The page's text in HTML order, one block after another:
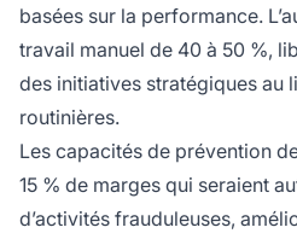
basées sur la performance.
travail manuel de 40 à 50 %,
des initiatives stratégiques au
routinières.
Les capacités de prévention
15 % de marges qui seraient
d’activités frauduleuses,